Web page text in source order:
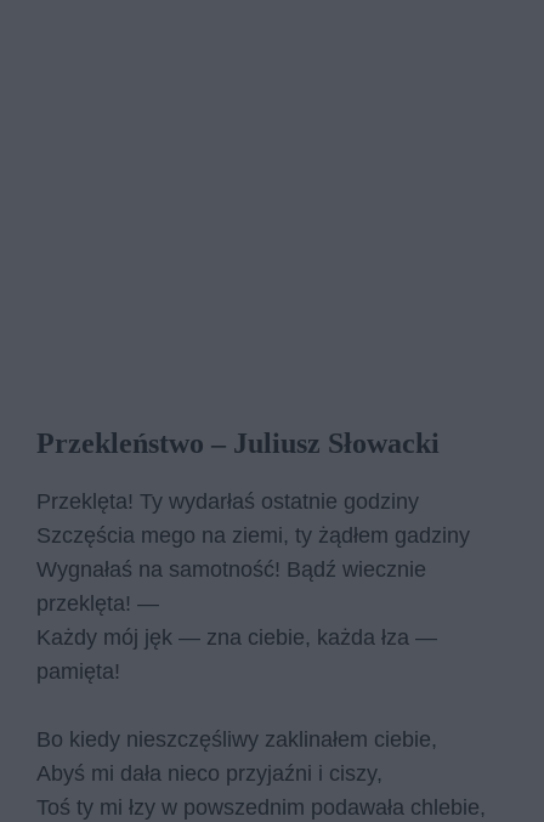
Przekleństwo – Juliusz Słowacki
Przeklęta! Ty wydarłaś ostatnie godziny
Szczęścia mego na ziemi, ty żądłem gadziny
Wygnałaś na samotność! Bądź wiecznie
przeklęta! —
Każdy mój jęk — zna ciebie, każda łza —
pamięta!
Bo kiedy nieszczęśliwy zaklinałem ciebie,
Abyś mi dała nieco przyjaźni i ciszy,
Toś ty mi łzy w powszednim podawała chlebie,